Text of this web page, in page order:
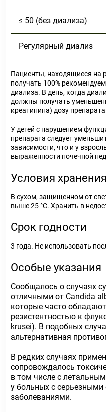
≤ 50 (без диализа)
Регулярный диализ
Пациенты, находящиеся на
получать 100%
диализа. В день, когда
должны получать
креатинина) дозу
У детей с нарушением
препарата следует
зависимости, что и у
выраженности почечной
Условия хранения
В сухом, защищенном от
выше 25 °С. Хранить в
Срок годности
3 года. Не использовать
Особые указания
Сообщалось о случаях
отличными от Candida
которые часто
резистентностью к
krusei). В подобных
альтернативная
В редких случаях
сопровождалось
в том числе с
у больных с
заболеваниями.